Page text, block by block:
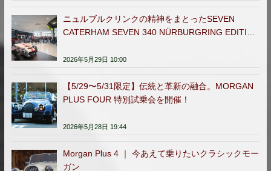
ニュルブルクリンクの精神をまとったSEVEN
CATERHAM SEVEN 340 NÜRBURGRING EDITION
2026年5月29日 10:00
【5/29〜5/31限定】伝統と革新の融合。MORGAN
PLUS FOUR 特別試乗会を開催！
2026年5月28日 19:44
Morgan Plus 4 ｜ 今あえて乗りたいクラシックモー
ガン